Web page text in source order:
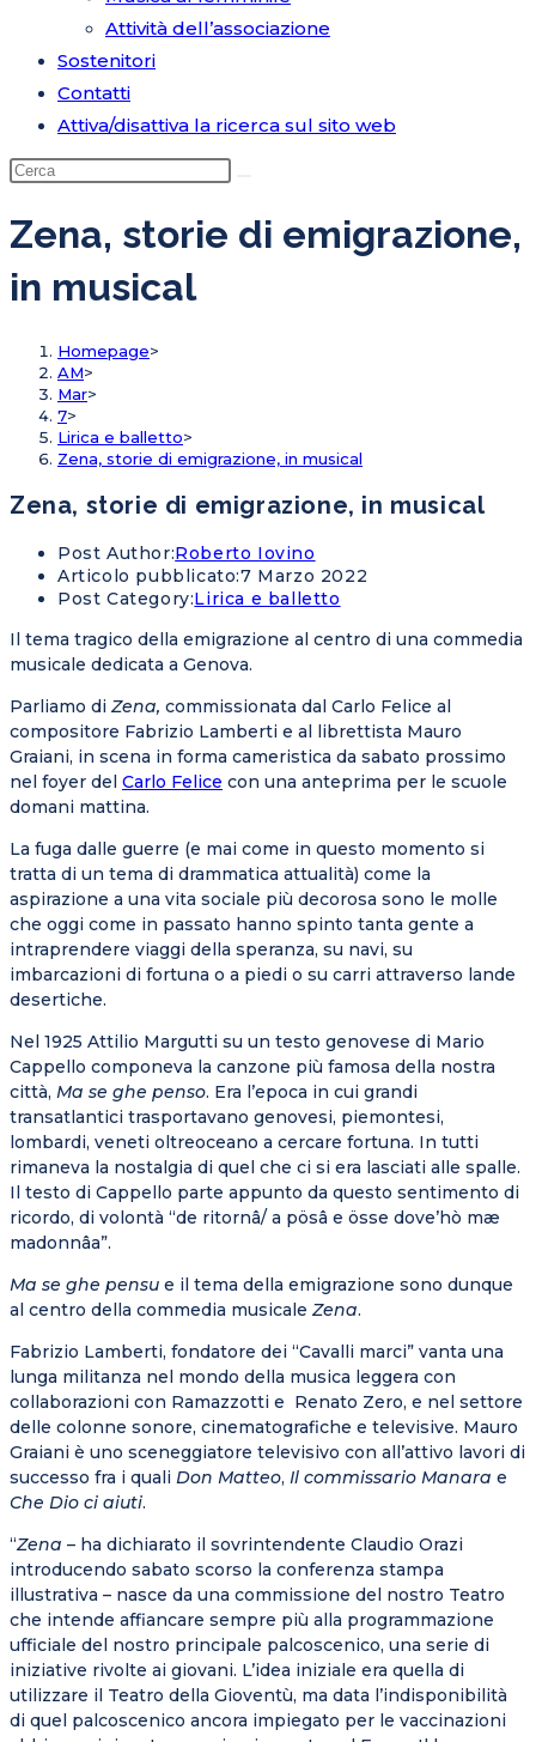
Attività dell’associazione
Sostenitori
Contatti
Attiva/disattiva la ricerca sul sito web
Zena, storie di emigrazione,
in musical
Homepage>
AM>
Mar>
7>
Lirica e balletto>
Zena, storie di emigrazione, in musical
Zena, storie di emigrazione, in musical
Post Author:Roberto Iovino
Articolo pubblicato:7 Marzo 2022
Post Category:Lirica e balletto
Il tema tragico della emigrazione al centro di una commedia
musicale dedicata a Genova.
Parliamo di Zena, commissionata dal Carlo Felice al
compositore Fabrizio Lamberti e al librettista Mauro
Graiani, in scena in forma cameristica da sabato prossimo
nel foyer del Carlo Felice con una anteprima per le scuole
domani mattina.
La fuga dalle guerre (e mai come in questo momento si
tratta di un tema di drammatica attualità) come la
aspirazione a una vita sociale più decorosa sono le molle
che oggi come in passato hanno spinto tanta gente a
intraprendere viaggi della speranza, su navi, su
imbarcazioni di fortuna o a piedi o su carri attraverso lande
desertiche.
Nel 1925 Attilio Margutti su un testo genovese di Mario
Cappello componeva la canzone più famosa della nostra
città, Ma se ghe penso. Era l’epoca in cui grandi
transatlantici trasportavano genovesi, piemontesi,
lombardi, veneti oltreoceano a cercare fortuna. In tutti
rimaneva la nostalgia di quel che ci si era lasciati alle spalle.
Il testo di Cappello parte appunto da questo sentimento di
ricordo, di volontà “de ritornâ/ a pösâ e össe dove’hò mæ
madonnâa”.
Ma se ghe pensu e il tema della emigrazione sono dunque
al centro della commedia musicale Zena.
Fabrizio Lamberti, fondatore dei “Cavalli marci” vanta una
lunga militanza nel mondo della musica leggera con
collaborazioni con Ramazzotti e Renato Zero, e nel settore
delle colonne sonore, cinematografiche e televisive. Mauro
Graiani è uno sceneggiatore televisivo con all’attivo lavori di
successo fra i quali Don Matteo, Il commissario Manara e
Che Dio ci aiuti.
“Zena – ha dichiarato il sovrintendente Claudio Orazi
introducendo sabato scorso la conferenza stampa
illustrativa – nasce da una commissione del nostro Teatro
che intende affiancare sempre più alla programmazione
ufficiale del nostro principale palcoscenico, una serie di
iniziative rivolte ai giovani. L’idea iniziale era quella di
utilizzare il Teatro della Gioventù, ma data l’indisponibilità
di quel palcoscenico ancora impiegato per le vaccinazioni